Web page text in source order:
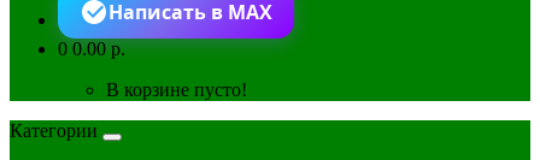
Написать в MAX
00.00 р.
В корзине пусто!
Категории